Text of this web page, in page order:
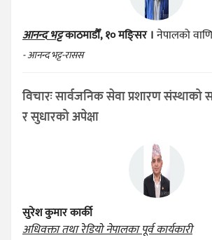
आनन्द भट्टकाठमाडौँ, १० मङ्सिर ।नेपालको
- आनन्द भट्ट-रासस
विचारः सार्वजनिक सेवा प्रशारण संस्थाको
र सुधारको अपेक्षा
सुरेश कुमार कार्की
अधिवक्ता तथा रेडियो नेपालका पूर्व कार्यकारी